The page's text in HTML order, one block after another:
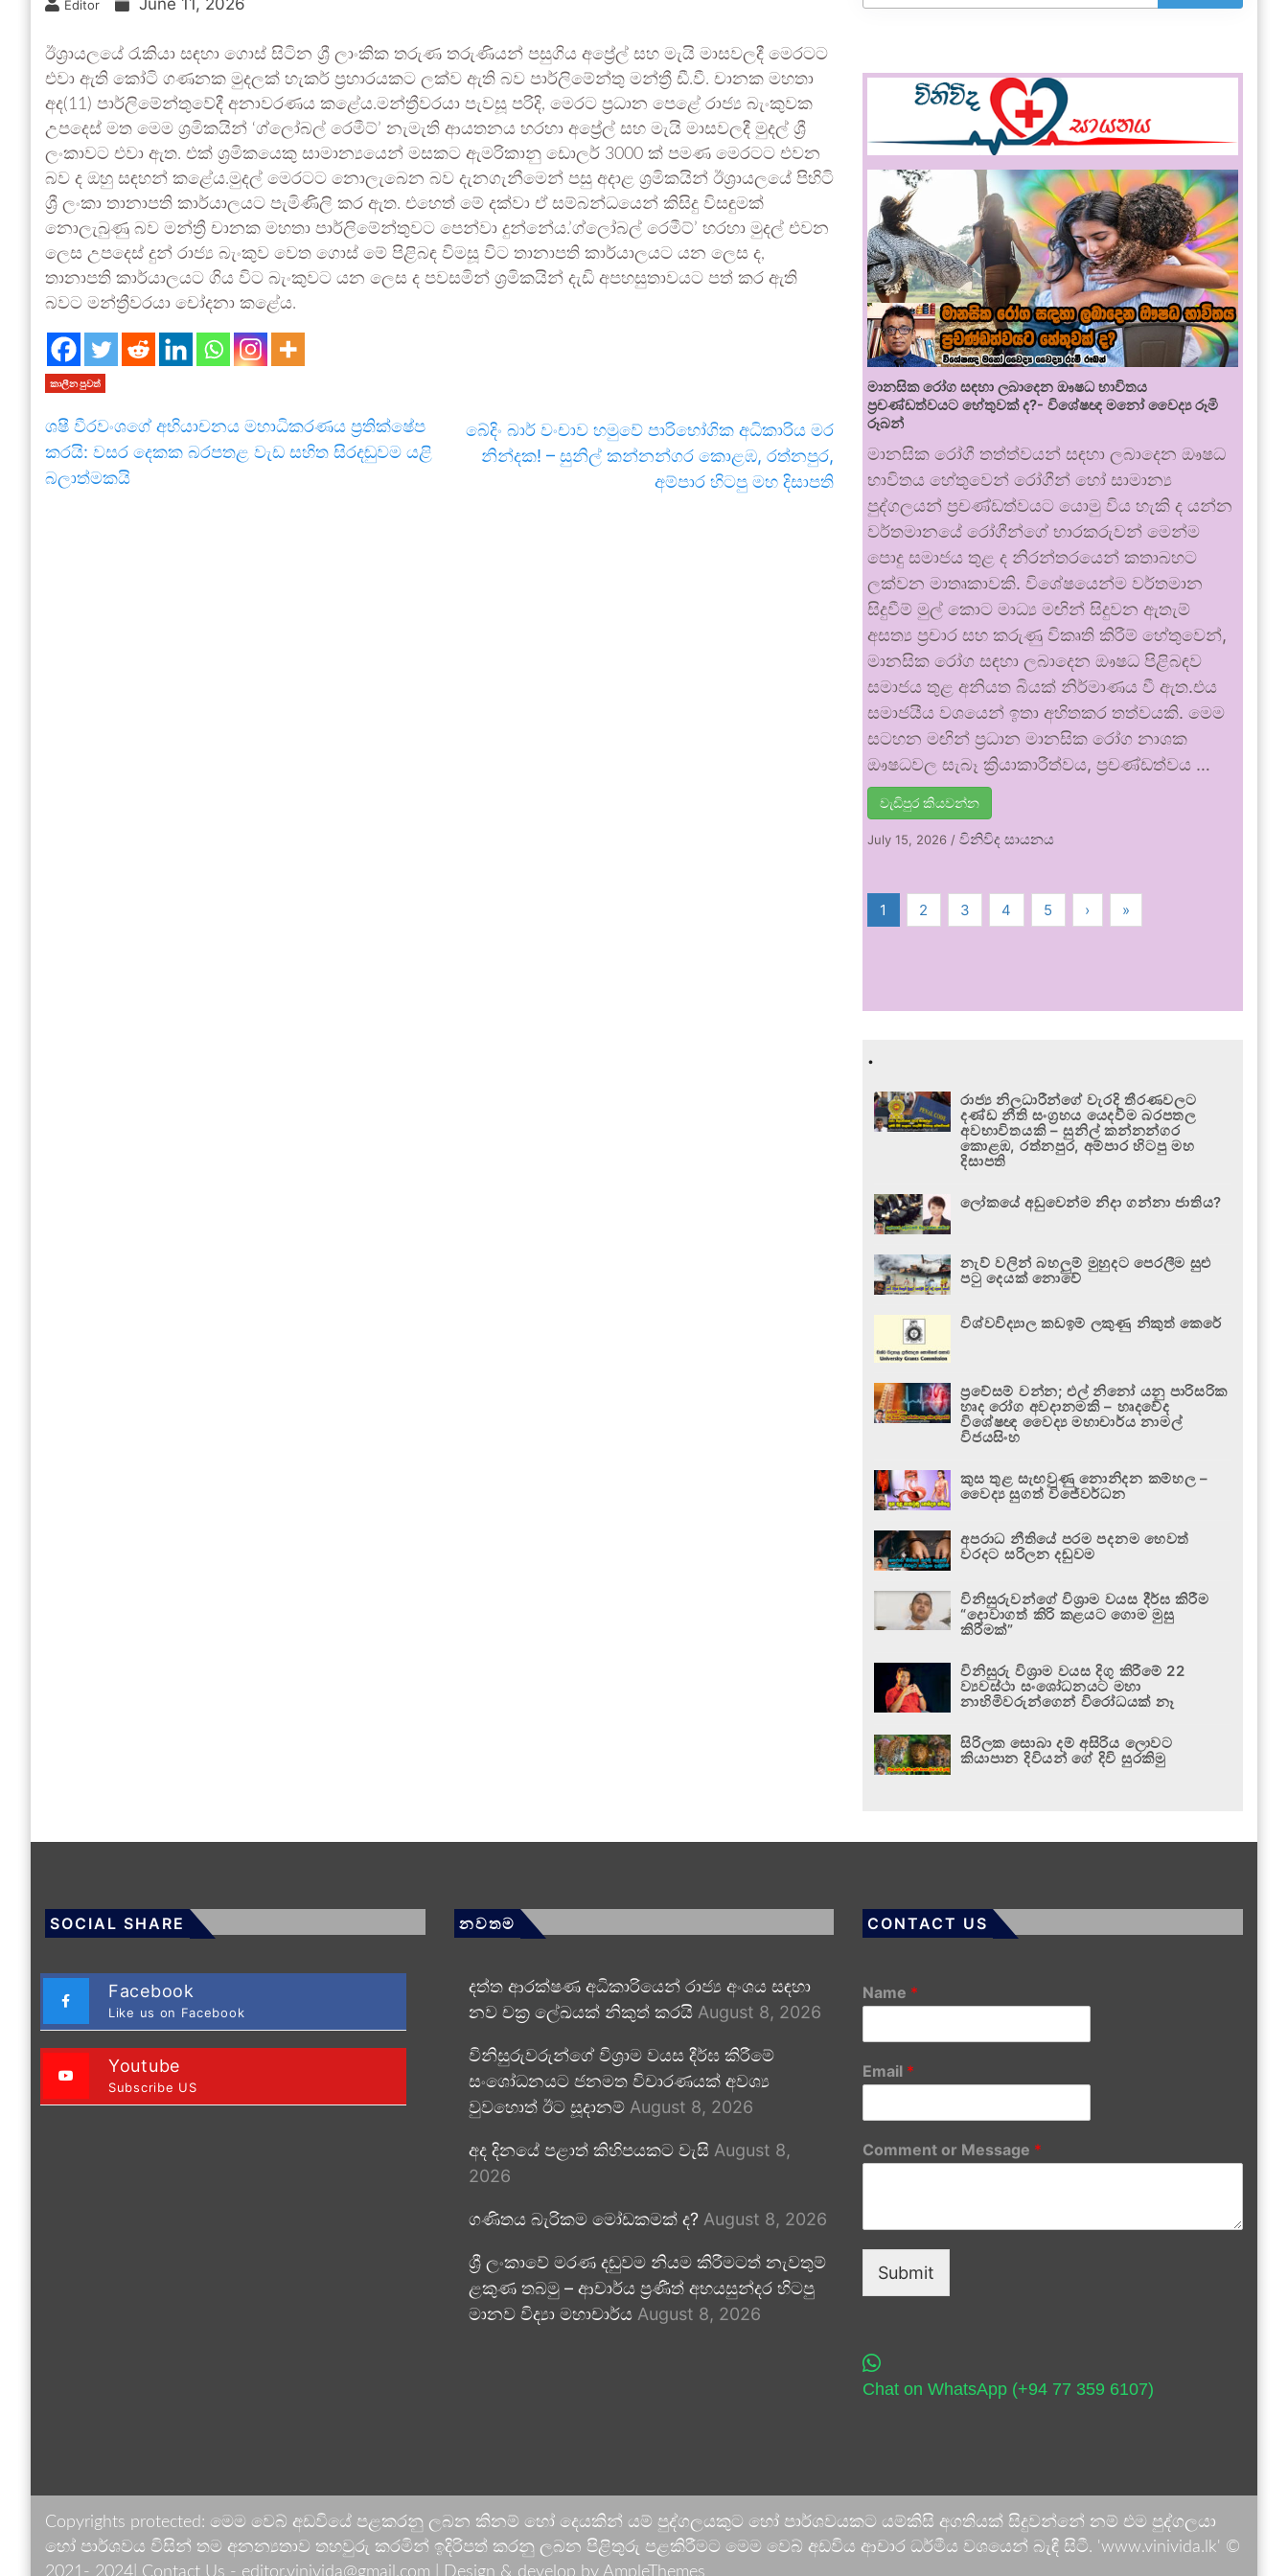
Editor June 11, 2026
ඊශ්‍රායලයේ රැකියා සඳහා ගොස් සිටින ශ්‍රී ලාංකික තරුණ තරුණියන් පසුගිය අප්‍රේල් සහ මැයි මාසවලදී මෙරටට
එවා ඇති කෝටි ගණනක මුදලක් හැකර් ප්‍රහාරයකට ලක්ව ඇති බව පාර්ලිමේන්තු මන්ත්‍රී ඩී.වී. චානක මහතා
අද(11) පාර්ලිමේන්තුවේදී අනාවරණය කළේය.මන්ත්‍රීවරයා පැවසූ පරිදි, මෙරට ප්‍රධාන පෙළේ රාජ්‍ය බැංකුවක
උපදෙස් මත මෙම ශ්‍රමිකයින් ‘ග්ලෝබල් රෙමීට්’ නැමැති ආයතනය හරහා අප්‍රේල් සහ මැයි මාසවලදී මුදල් ශ්‍රී
ලංකාවට එවා ඇත. එක් ශ්‍රමිකයෙකු සාමාන්‍යයෙන් මසකට ඇමරිකානු ඩොලර් 3000 ක් පමණ මෙරටට එවන
බව ද ඔහු සඳහන් කළේය.මුදල් මෙරටට නොලැබෙන බව දැනගැනීමෙන් පසු අදාළ ශ්‍රමිකයින් ඊශ්‍රායලයේ පිහිටි
ශ්‍රී ලංකා තානාපති කාර්යාලයට පැමිණිලි කර ඇත. එහෙත් මේ දක්වා ඒ සම්බන්ධයෙන් කිසිදු විසඳුමක්
නොලැබුණු බව මන්ත්‍රී චානක මහතා පාර්ලිමේන්තුවට පෙන්වා දුන්නේය.’ග්ලෝබල් රෙමීට්’ හරහා මුදල් එවන
ලෙස උපදෙස් දුන් රාජ්‍ය බැංකුව වෙත ගොස් මේ පිළිබඳ විමසූ විට තානාපති කාර්යාලයට යන ලෙස ද,
තානාපති කාර්යාලයට ගිය විට බැංකුවට යන ලෙස ද පවසමින් ශ්‍රමිකයින් දැඩි අපහසුතාවයට පත් කර ඇති
බවට මන්ත්‍රීවරයා චෝදනා කළේය.
කාලීන පුවත්
ශෂී වීරවංශගේ අභියාචනය මහාධිකරණය ප්‍රතික්ෂේප
කරයි: වසර දෙකක බරපතළ වැඩ සහිත සිරදඬුවම යළි
බලාත්මකයි
බේදිං බාර් වංචාව හමුවේ පාරිභෝගික අධිකාරිය මර
නින්දක! – සුනිල් කන්නන්ගර කොළඹ, රත්නපුර,
අම්පාර හිටපු මහ දිසාපති
මානසික රෝග සඳහා ලබාදෙන ඖෂධ භාවිතය
ප්‍රචණ්ඩත්වයට හේතුවක් ද?- විශේෂඥ මනෝ වෛද්‍ය රූමි
රූබන්
මානසික රෝගී තත්ත්වයන් සඳහා ලබාදෙන ඖෂධ
භාවිතය හේතුවෙන් රෝගීන් හෝ සාමාන්‍ය
පුද්ගලයන් ප්‍රචණ්ඩත්වයට යොමු විය හැකි ද යන්න
වර්තමානයේ රෝගීන්ගේ භාරකරුවන් මෙන්ම
පොදු සමාජය තුළ ද නිරන්තරයෙන් කතාබහට
ලක්වන මාතෘකාවකි. විශේෂයෙන්ම වර්තමාන
සිදුවීම් මුල් කොට මාධ්‍ය මඟින් සිදුවන ඇතැම්
අසත්‍ය ප්‍රචාර සහ කරුණු විකෘති කිරීම් හේතුවෙන්,
මානසික රෝග සඳහා ලබාදෙන ඖෂධ පිළිබඳව
සමාජය තුළ අනියත බියක් නිර්මාණය වී ඇත.එය
සමාජයීය වශයෙන් ඉතා අහිතකර තත්වයකි. මෙම
සටහන මඟින් ප්‍රධාන මානසික රෝග නාශක
ඖෂධවල සැබෑ ක්‍රියාකාරීත්වය, ප්‍රචණ්ඩත්වය …
වැඩිපුර කියවන්න
July 15, 2026 /විනිවිද සායනය
1 2 3 4 5 › »
.
රාජ්‍ය නිලධාරීන්ගේ වැරදි තීරණවලට
දණ්ඩ නීති සංග්‍රහය යෙදවීම බරපතල
අවභාවිතයකි – සුනිල් කන්නන්ගර
කොළඹ, රත්නපුර, අම්පාර හිටපු මහ
දිසාපති
ලෝකයේ අඩුවෙන්ම නිදා ගන්නා ජාතිය?
නැව් වලින් බහලුම් මුහුදට පෙරලීම සුළු
පටු දෙයක් නොවේ
විශ්වවිද්‍යාල කඩඉම් ලකුණු නිකුත් කෙරේ
ප්‍රවේසම් වන්න; එල් නිනෝ යනු පාරිසරික
හෘද රෝග අවදානමකි – හෘදවේද
විශේෂඥ වෛද්‍ය මහාචාර්ය නාමල්
විජයසිංහ
කුස තුළ සැඟවුණු නොනිදන කම්හල –
වෛද්‍ය සුගත් විජේවර්ධන
අපරාධ නීතියේ පරම පදනම හෙවත්
වරදට සරිලන දඬුවම
විනිසුරුවන්ගේ විශ්‍රාම වයස දීර්ඝ කිරීම
“දොවාගත් කිරි කළයට ගොම මුසු
කිරීමක්”
විනිසුරු විශ්‍රාම වයස දිගු කිරීමේ 22
ව්‍යවස්ථා සංශෝධනයට මහා
නාහිමිවරුන්ගෙන් විරෝධයක් නෑ
සිරිලක සොබා දම් අසිරිය ලොවට
කියාපාන දිවියන් ගේ දිවි සුරකිමු
SOCIAL SHARE
Facebook
Like us on Facebook
Youtube
Subscribe US
නවතම
දත්ත ආරක්ෂණ අධිකාරියෙන් රාජ්‍ය අංශය සඳහා
නව චක්‍ර ලේඛයක් නිකුත් කරයි August 8, 2026
විනිසුරුවරුන්ගේ විශ්‍රාම වයස දීර්ඝ කිරීමේ
සංශෝධනයට ජනමත විචාරණයක් අවශ්‍ය
වුවහොත් ඊට සූදානම් August 8, 2026
අද දිනයේ පළාත් කිහිපයකට වැසි August 8,
2026
ගණිතය බැරිකම මෝඩකමක් ද? August 8, 2026
ශ්‍රී ලංකාවේ මරණ දඬුවම නියම කිරීමටත් නැවතුම්
ළකුණ තබමු – ආචාර්ය ප්‍රණීත් අභයසුන්දර හිටපු
මානව විද්‍යා මහාචාර්ය August 8, 2026
CONTACT US
Name *
Email *
Comment or Message *
Submit
Chat on WhatsApp (+94 77 359 6107)
Copyrights protected: මෙම වෙබ් අඩවියේ පළකරනු ලබන කිනම් හෝ දෙයකින් යම් පුද්ගලයකුට හෝ පාර්ශවයකට යම්කිසි අගතියක් සිදුවන්නේ නම් එම පුද්ගලයා
හෝ පාර්ශවය විසින් තම අනන්‍යතාව තහවුරු කරමින් ඉදිරිපත් කරනු ලබන පිළිතුරු පළකිරීමට මෙම වෙබ් අඩවිය ආචාර ධර්මීය වශයෙන් බැඳී සිටී. 'www.vinivida.lk' ©
2021- 2024| Contact Us - editor.vinivida@gmail.com |
Design & develop by AmpleThemes